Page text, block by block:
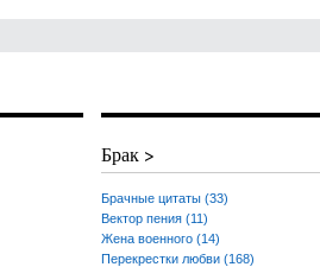
Брак >
Брачные цитаты (33)
Вектор пения (11)
Жена военного (14)
Перекрестки любви (168)